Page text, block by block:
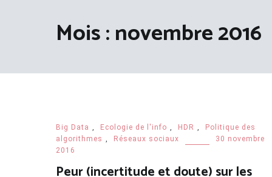
Mois :novembre 2016
Big Data , Ecologie de l'info , HDR ,
Politique des
algorithmes , Réseaux sociaux
30 novembre
2016
Peur (incertitude et doute) sur les